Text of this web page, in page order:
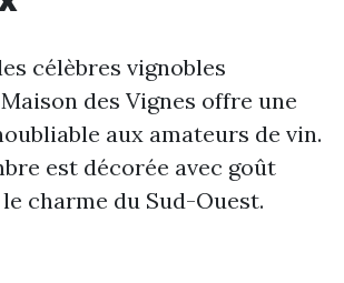
célèbres vignobles
des Vignes offre une
aux amateurs de vin.
est décorée avec goût
charme du Sud-Ouest.